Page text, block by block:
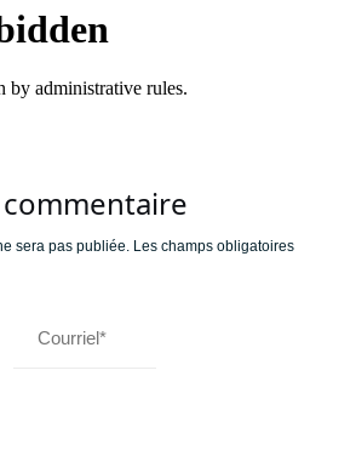
sera pas publiée. Les champs obligatoires